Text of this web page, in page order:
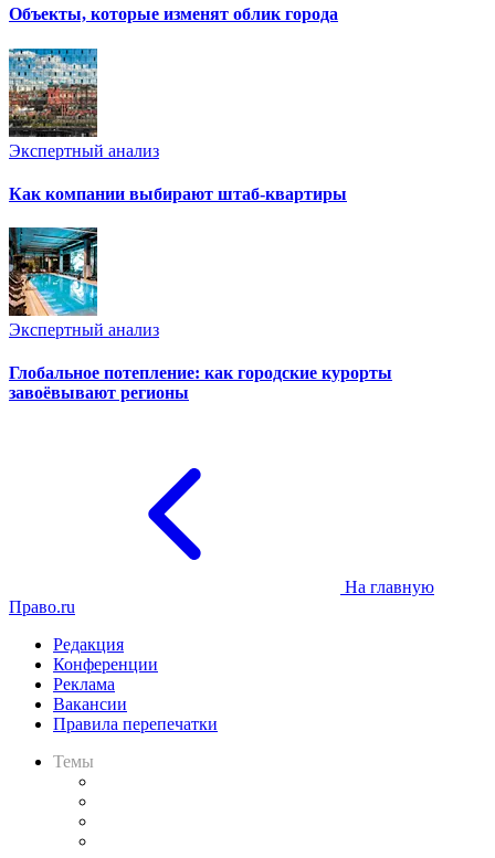
Объекты, которые изменят облик города
Экспертный анализ
Как компании выбирают штаб-квартиры
Экспертный анализ
Глобальное потепление: как городские курорты
завоёвывают регионы
На главную
Право.ru
Редакция
Конференции
Реклама
Вакансии
Правила перепечатки
Темы